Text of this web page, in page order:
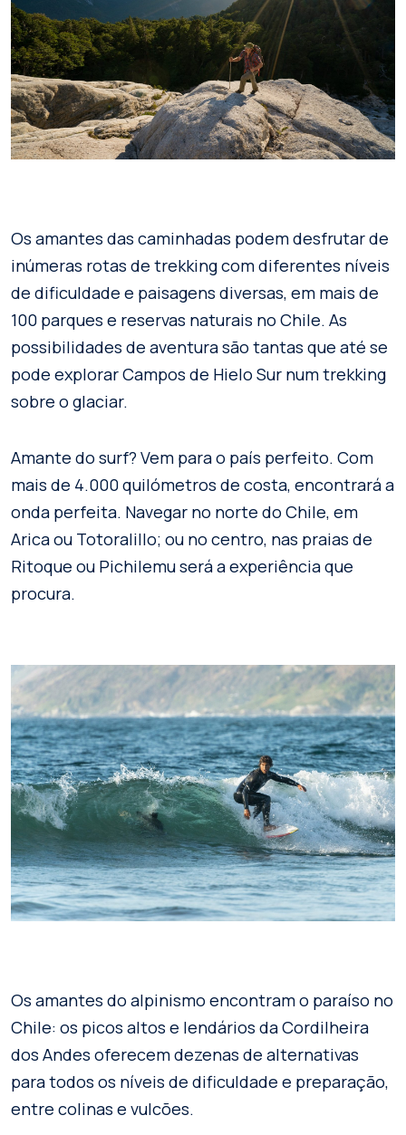
Os amantes das caminhadas podem desfrutar de
inúmeras rotas de trekking com diferentes níveis
de dificuldade e paisagens diversas, em mais de
100 parques e reservas naturais no Chile. As
possibilidades de aventura são tantas que até se
pode explorar Campos de Hielo Sur num trekking
sobre o glaciar.
Amante do surf? Vem para o país perfeito. Com
mais de 4.000 quilómetros de costa, encontrará a
onda perfeita. Navegar no norte do Chile, em
Arica ou Totoralillo; ou no centro, nas praias de
Ritoque ou Pichilemu será a experiência que
procura.
Os amantes do alpinismo encontram o paraíso no
Chile: os picos altos e lendários da Cordilheira
dos Andes oferecem dezenas de alternativas
para todos os níveis de dificuldade e preparação,
entre colinas e vulcões.